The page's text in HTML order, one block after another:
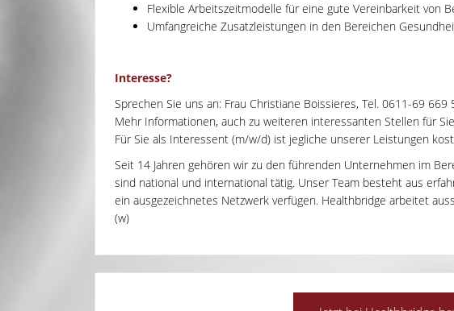
Flexible Arbeitszeitmodelle für eine gute Vereinbarkeit von
Umfangreiche Zusatzleistungen in den Bereichen
Interesse?
Sprechen Sie uns an: Frau Christiane Boissieres, Tel. 0611-69 669
Mehr Informationen, auch zu weiteren interessanten Stellen für
Für Sie als Interessent (m/w/d) ist jegliche unserer Leistungen
Seit 14 Jahren gehören wir zu den führenden Unternehmen im
sind national und international tätig. Unser Team besteht aus
ein ausgezeichnetes Netzwerk verfügen. Healthbridge arbeitet
(w)